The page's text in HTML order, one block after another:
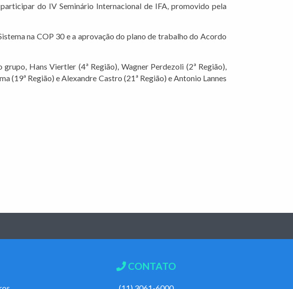
do IV Seminário Internacional de IFA, promovido pela
na COP 30 e a aprovação do plano de trabalho do Acordo
Hans Viertler (4ª Região), Wagner Perdezoli (2ª Região),
(19ª Região) e Alexandre Castro (21ª Região) e Antonio Lannes
CONTATO